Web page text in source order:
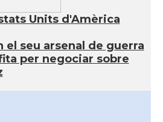
Units d'Amèrica
el seu arsenal de guerra
per negociar sobre